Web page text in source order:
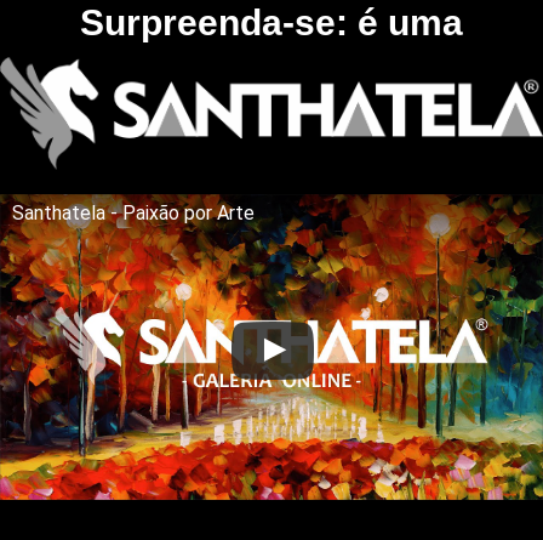
Surpreenda-se: é uma
Santhatela - Paixão por Arte